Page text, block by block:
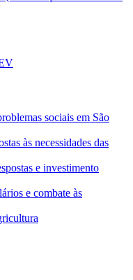
sociais em São
às necessidades das
e investimento
e combate às